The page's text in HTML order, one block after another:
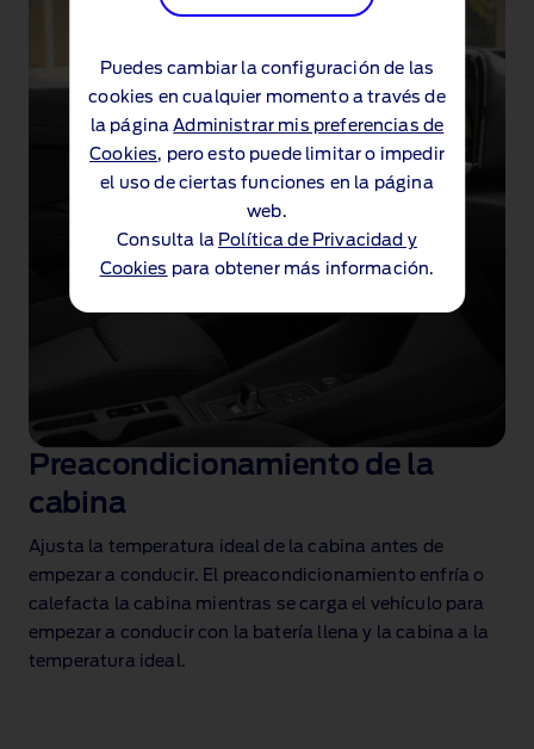
Puedes cambiar la configuración de las
cookies en cualquier momento a través de
la páginaAdministrar mis preferencias de
Cookies, pero esto puede limitar o impedir
el uso de ciertas funciones en la página
web.
Consulta la Política de Privacidad y
Cookies para obtener más información.
Preacondicionamiento de la
cabina
Ajusta la temperatura ideal de la cabina antes de
empezar a conducir. El preacondicionamiento enfría o
calefacta la cabina mientras se carga el vehículo para
empezar a conducir con la batería llena y la cabina a la
temperatura ideal.